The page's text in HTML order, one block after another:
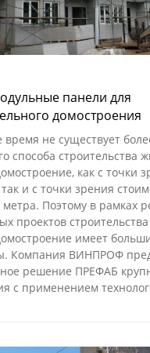
панели для
домостроения
не существует
способа строительства
как с точки
и с точки зрения
метра. Поэтому в рамках
проектов
имеет
Компания ВИНПРОФ
решение ПРЕФАБ
с применением